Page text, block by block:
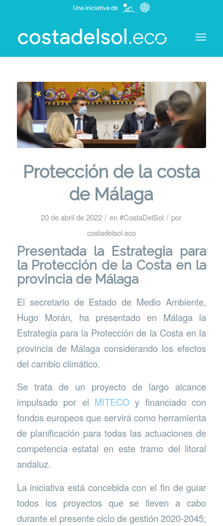
Protección de la costa
de Málaga
20 de abril de 2022 / en#CostaDelSol / por
costadelsol.eco
Presentada la Estrategia para
la Protección de la Costa en la
provincia de Málaga
El secretario de Estado de Medio Ambiente,
Hugo Morán, ha presentado en Málaga la
Estrategia para la Protección de la Costa en la
provincia de Málaga considerando los efectos
del cambio climático.
Se trata de un proyecto de largo alcance
impulsado por el MITECO y financiado con
fondos europeos que servirá como herramienta
de planificación para todas las actuaciones de
competencia estatal en este tramo del litoral
andaluz.
La iniciativa está concebida con el fin de guiar
todos los proyectos que se lleven a cabo
durante el presente ciclo de gestión 2020-2045;